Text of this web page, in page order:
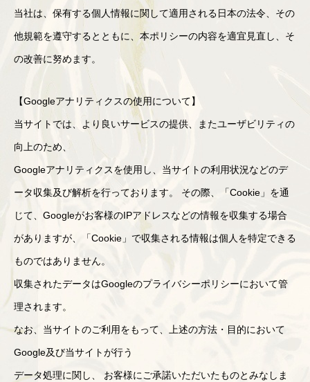
当社は、保有する個人情報に関して適用される日本の法令、その
他規範を遵守するとともに、本ポリシーの内容を適宜見直し、そ
の改善に努めます。
【Googleアナリティクスの使用について】
当サイトでは、より良いサービスの提供、またユーザビリティの
向上のため、
Googleアナリティクスを使用し、当サイトの利用状況などのデ
ータ収集及び解析を行っております。 その際、「Cookie」を通
じて、Googleがお客様のIPアドレスなどの情報を収集する場合
がありますが、「Cookie」で収集される情報は個人を特定できる
ものではありません。
収集されたデータはGoogleのプライバシーポリシーにおいて管
理されます。
なお、当サイトのご利用をもって、上述の方法・目的において
Google及び当サイトが行う
データ処理に関し、 お客様にご承諾いただいたものとみなしま